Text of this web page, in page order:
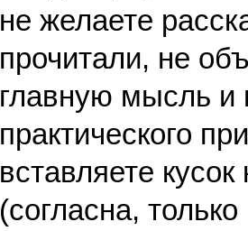
не желаете
прочитали, не
главную мысль и
практического
вставляете кусок
(согласна,